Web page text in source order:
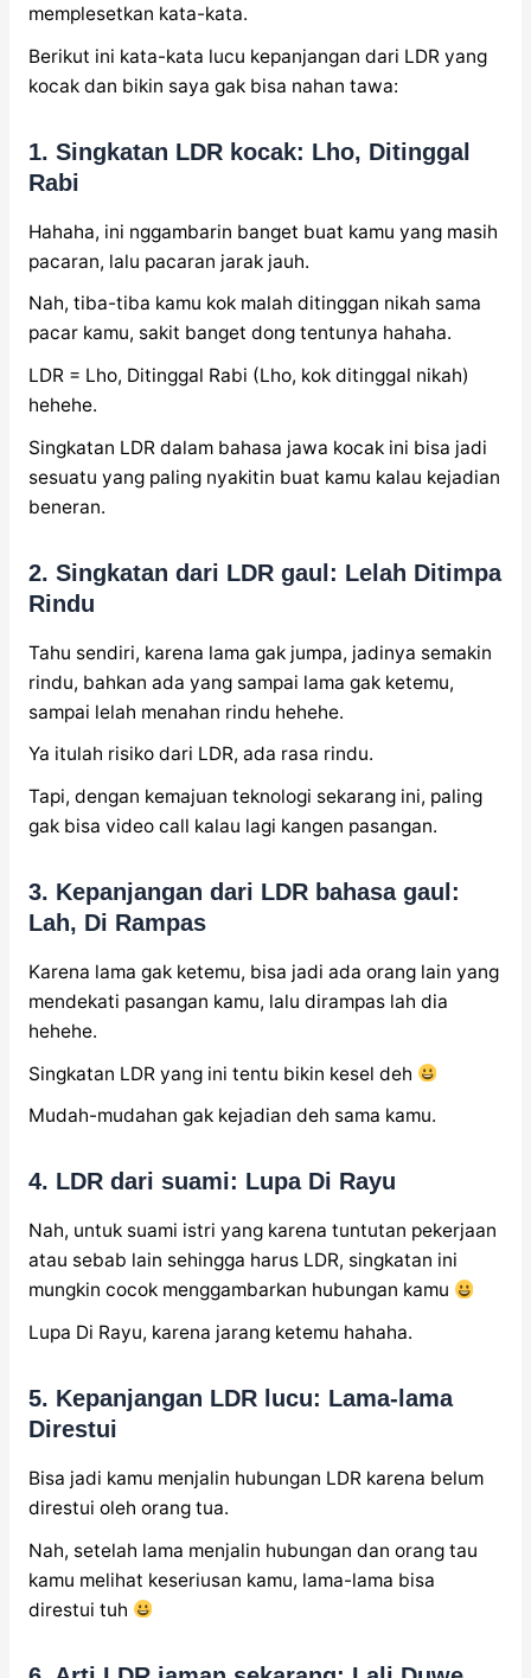
memplesetkan kata-kata.
Berikut ini kata-kata lucu kepanjangan dari LDR yang
kocak dan bikin saya gak bisa nahan tawa:
1. Singkatan LDR kocak: Lho, Ditinggal
Rabi
Hahaha, ini nggambarin banget buat kamu yang masih
pacaran, lalu pacaran jarak jauh.
Nah, tiba-tiba kamu kok malah ditinggan nikah sama
pacar kamu, sakit banget dong tentunya hahaha.
LDR = Lho, Ditinggal Rabi (Lho, kok ditinggal nikah)
hehehe.
Singkatan LDR dalam bahasa jawa kocak ini bisa jadi
sesuatu yang paling nyakitin buat kamu kalau kejadian
beneran.
2. Singkatan dari LDR gaul: Lelah Ditimpa
Rindu
Tahu sendiri, karena lama gak jumpa, jadinya semakin
rindu, bahkan ada yang sampai lama gak ketemu,
sampai lelah menahan rindu hehehe.
Ya itulah risiko dari LDR, ada rasa rindu.
Tapi, dengan kemajuan teknologi sekarang ini, paling
gak bisa video call kalau lagi kangen pasangan.
3. Kepanjangan dari LDR bahasa gaul:
Lah, Di Rampas
Karena lama gak ketemu, bisa jadi ada orang lain yang
mendekati pasangan kamu, lalu dirampas lah dia
hehehe.
Singkatan LDR yang ini tentu bikin kesel deh
Mudah-mudahan gak kejadian deh sama kamu.
4. LDR dari suami: Lupa Di Rayu
Nah, untuk suami istri yang karena tuntutan pekerjaan
atau sebab lain sehingga harus LDR, singkatan ini
mungkin cocok menggambarkan hubungan kamu
Lupa Di Rayu, karena jarang ketemu hahaha.
5. Kepanjangan LDR lucu: Lama-lama
Direstui
Bisa jadi kamu menjalin hubungan LDR karena belum
direstui oleh orang tua.
Nah, setelah lama menjalin hubungan dan orang tau
kamu melihat keseriusan kamu, lama-lama bisa
direstui tuh